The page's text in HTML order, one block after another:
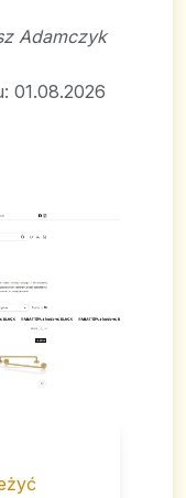
Adamczyk
01.08.2026